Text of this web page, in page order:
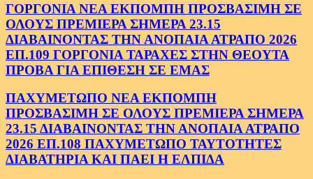
ΓΟΡΓΟΝΙΑ ΝΕΑ ΕΚΠΟΜΠΗ ΠΡΟΣΒΑΣΙΜΗ ΣΕ
ΟΛΟΥΣ ΠΡΕΜΙΕΡΑ ΣΗΜΕΡΑ 23.15
ΔΙΑΒΑΙΝΟΝΤΑΣ ΤΗΝ ΑΝΟΠΑΙΑ ΑΤΡΑΠΟ 2026
ΕΠ.109 ΓΟΡΓΟΝΙΑ ΤΑΡΑΧΕΣ ΣΤΗΝ ΘΕΟΥΤΑ
ΠΡΟΒΑ ΓΙΑ ΕΠΙΘΕΣΗ ΣΕ ΕΜΑΣ
ΠΑΧΥΜΕΤΩΠΟ ΝΕΑ ΕΚΠΟΜΠΗ
ΠΡΟΣΒΑΣΙΜΗ ΣΕ ΟΛΟΥΣ ΠΡΕΜΙΕΡΑ ΣΗΜΕΡΑ
23.15 ΔΙΑΒΑΙΝΟΝΤΑΣ ΤΗΝ ΑΝΟΠΑΙΑ ΑΤΡΑΠΟ
2026 ΕΠ.108 ΠΑΧΥΜΕΤΩΠΟ ΤΑΥΤΟΤΗΤΕΣ
ΔΙΑΒΑΤΗΡΙΑ ΚΑΙ ΠΑΕΙ Η ΕΛΠΙΔΑ